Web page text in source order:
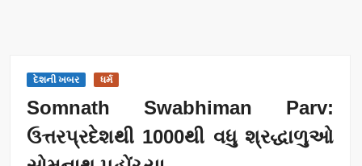
દેશની ખબર ધર્મ
Somnath Swabhiman Parv:
ઉત્તરપ્રદેશથી 1000થી વધુ શ્રદ્ધાળુઓ